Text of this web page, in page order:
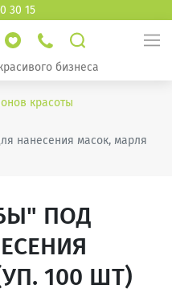
30 15
бизнеса
красоты
нанесения масок, марля
ПОД
100 ШТ)